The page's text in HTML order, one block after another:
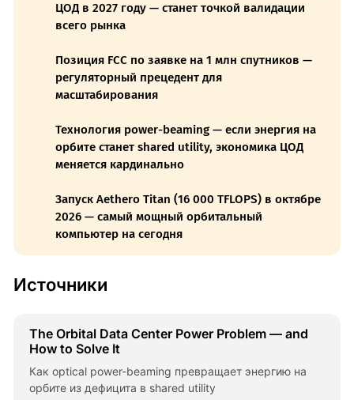
ЦОД в 2027 году — станет точкой валидации
всего рынка
Позиция FCC по заявке на 1 млн спутников —
регуляторный прецедент для
масштабирования
Технология power-beaming — если энергия на
орбите станет shared utility, экономика ЦОД
меняется кардинально
Запуск Aethero Titan (16 000 TFLOPS) в октябре
2026 — самый мощный орбитальный
компьютер на сегодня
Источники
The Orbital Data Center Power Problem — and
How to Solve It
Как optical power-beaming превращает энергию на
орбите из дефицита в shared utility